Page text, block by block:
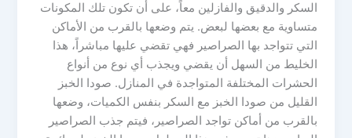
السكر والدقيق والفازلين معاً، على أن تكون تلك المكونات
متساوية مع بعضها لبعض. يتم وضعها بالقرب من الأماكن
التي تتواجد بها الصراصير فهي تقضي عليها مباشراً، هذا
الخليط من السهل أن يقضي ويجذب أي نوع من أنواع
الحشرات المختلفة المتواجدة في المنازل. صودا الخبز
القليل من صودا الخبز مع السكر بنفس الكميات، وضعها
بالقرب من أماكن تواجد الصراصير، فيتم جذب الصراصير